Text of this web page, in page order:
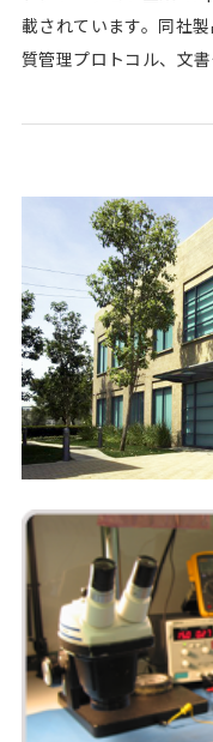
載されています。同社
質管理プロトコル、文